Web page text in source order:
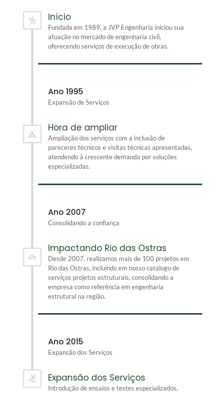
Início
Fundada em 1989, a JVP Engenharia iniciou sua
atuação no mercado de engenharia civil,
oferecendo serviços de execução de obras.
Ano 1995
Expansão de Serviços
Hora de ampliar
Ampliação dos serviços com a inclusão de
pareceres técnicos e visitas técnicas apresentadas,
atendendo à crescente demanda por soluções
especializadas.
Ano 2007
Consolidando a confiança
Impactando Rio das Ostras
Desde 2007, realizamos mais de 100 projetos em
Rio das Ostras, incluindo em nosso catálogo de
serviços projetos estruturais, consolidando a
empresa como referência em engenharia
estrutural na região.
Ano 2015
Expansão dos Serviços
Expansão dos Serviços
Introdução de ensaios e testes especializados,